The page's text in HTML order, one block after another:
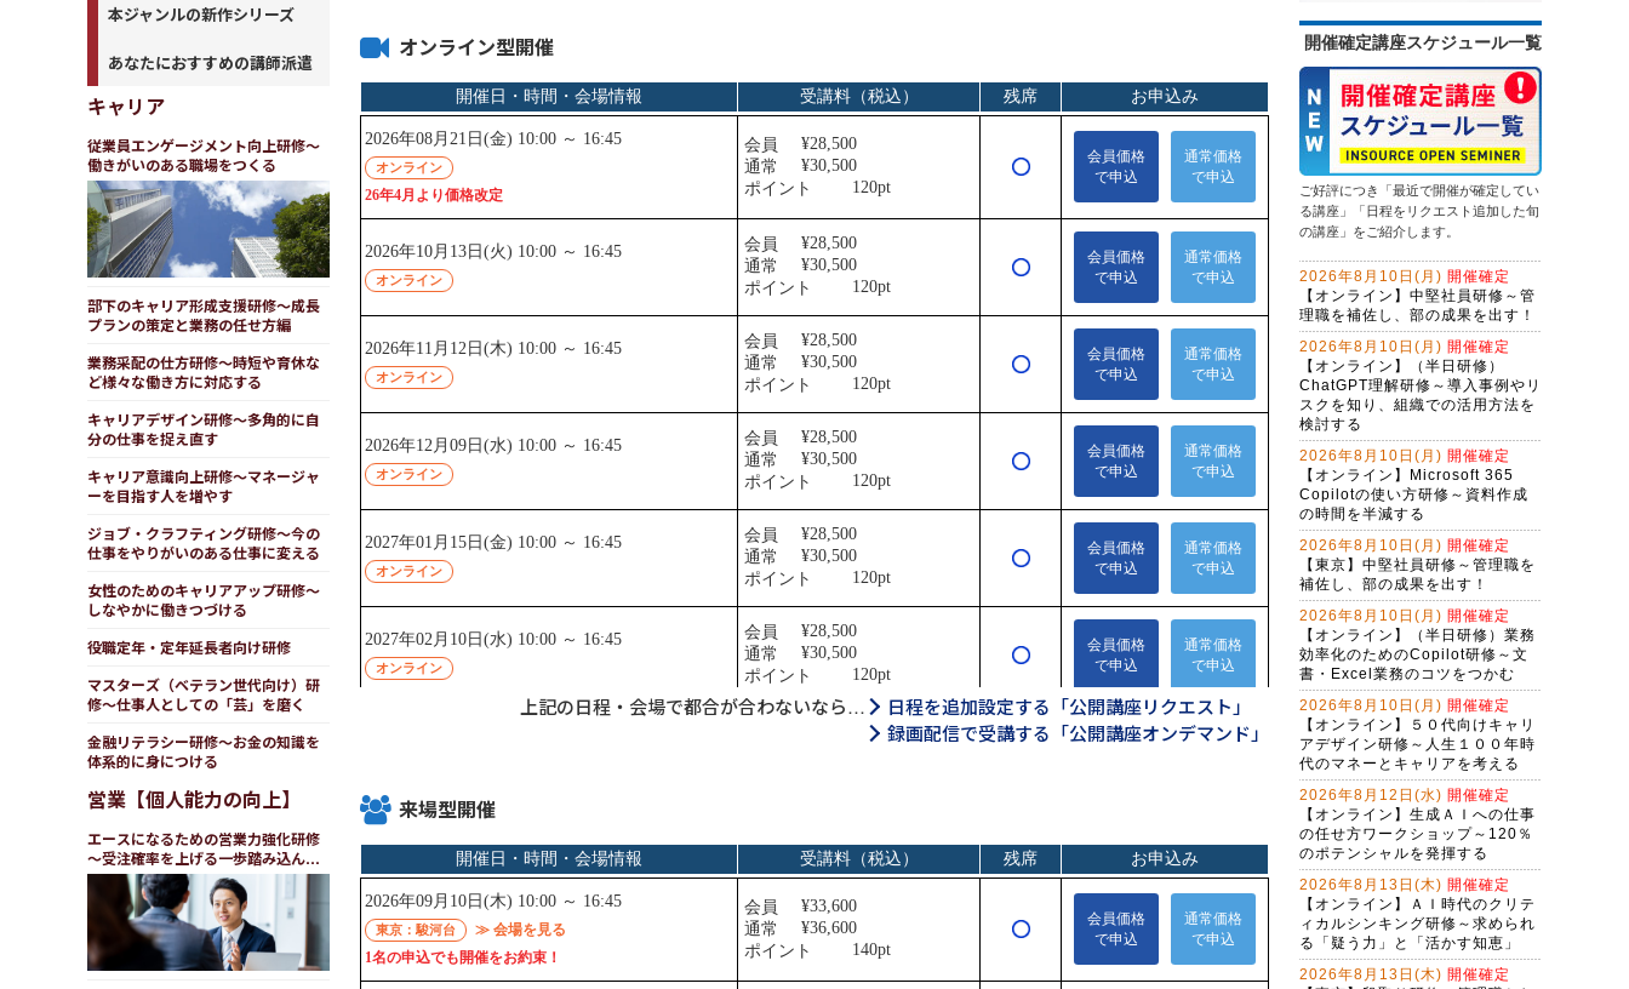
オンライン型開催
上記の日程・会場で都合が合わないなら…
日程を追加設定する「公開講座リクエスト」
録画配信で受講する「公開講座オンデマンド」
来場型開催
本ジャンルの新作シリーズ
あなたにおすすめの講師派遣
キャリア
従業員エンゲージメント向上研修～
働きがいのある職場をつくる
部下のキャリア形成支援研修～成長
プランの策定と業務の任せ方編
業務采配の仕方研修～時短や育休な
ど様々な働き方に対応する
キャリアデザイン研修～多角的に自
分の仕事を捉え直す
キャリア意識向上研修～マネージャ
ーを目指す人を増やす
ジョブ・クラフティング研修～今の
仕事をやりがいのある仕事に変える
女性のためのキャリアアップ研修～
しなやかに働きつづける
役職定年・定年延長者向け研修
マスターズ（ベテラン世代向け）研
修～仕事人としての「芸」を磨く
金融リテラシー研修～お金の知識を
体系的に身につける
営業【個人能力の向上】
エースになるための営業力強化研修
～受注確率を上げる一歩踏み込んだ
攻略プラン
情報セキュリティ研修～身近な事例
から社内リスクを抑制する
会員 13,500円 通常 14,300円
2026年9月14日(月)オンライン
2026年9月28日(月)オンライン
問題解決研修～ビジネス上の問題を
解決する
会員 13,500円 通常 14,300円
2026年9月28日(月)オンライン
（２日間）
初心者限定！GeminiでWeb検索・情
報整理から自業務特化ＡＩ作成まで
学ぶ３日間集中コース
生成ＡＩを味方にするWebマーケテ
ィング戦略とAIO・LLMO対応記事作
成術～年間6,000件の問合せを獲得す
る、インソース流のWeb開発
ChatGPT×Excelレベルアップ研修～
マクロ仕様書で、要件定義力を強化
する
NotebookLM活用研修～生成ＡＩで
スライド作成を自動化する
ＡＩエージェント開発研修～
LangChainで業務プロセスを改善す
る（２日間）
生成ＡＩを活用した企画立案ワーク
ショップ～アイデアソンに取り組む
生成AI活用講座・応用編
Claude Cowork実践研修～定型業務
をＡＩに任せる新しい働き方
生成AI活用講座・基礎編
Ｇ検定対策研修～現代に必須のＡＩ
リテラシー（２日間）
アプリを作れる自分になる！生成Ａ
Ｉで仕事を変えるバイブコーディン
グ研修（２日間）
（半日研修）ＡＩ時代の構文リテラ
シー向上研修～アレクサンドラ・ア
ミラーゼ構文で考える
バイブコーディング体験研修～ＡＩ
の力でプログラムを自動作成する
（半日研修）締切を知らせるＡＩ秘
書作成研修～Copilot Studioで業務自
動化
ChatGPT×Pythonプログラミング研
修～Excel・WEB操作自動化編（３
日間）
Gemini実践者向け！NotebookLM資
料作成からGem構築まで学ぶ３日間
集中コース
Copilot実践者向け！Excel自動化か
らＡＩエージェント構築まで学ぶ３
日間集中コース
（半日研修）（新入社員・新社会人
開催確定講座スケジュール一覧
ご好評につき「最近で開催が確定してい
る講座」「日程をリクエスト追加した旬
の講座」をご紹介します。
2026年8月10日(月) 開催確定
【オンライン】中堅社員研修～管
理職を補佐し、部の成果を出す！
2026年8月10日(月) 開催確定
【オンライン】（半日研修）
ChatGPT理解研修～導入事例やリ
スクを知り、組織での活用方法を
検討する
2026年8月10日(月) 開催確定
【オンライン】Microsoft 365
Copilotの使い方研修～資料作成
の時間を半減する
2026年8月10日(月) 開催確定
【東京】中堅社員研修～管理職を
補佐し、部の成果を出す！
2026年8月10日(月) 開催確定
【オンライン】（半日研修）業務
効率化のためのCopilot研修～文
書・Excel業務のコツをつかむ
2026年8月10日(月) 開催確定
【オンライン】５０代向けキャリ
アデザイン研修～人生１００年時
代のマネーとキャリアを考える
2026年8月12日(水) 開催確定
【オンライン】生成ＡＩへの仕事
の任せ方ワークショップ～120％
のポテンシャルを発揮する
2026年8月13日(木) 開催確定
【オンライン】ＡＩ時代のクリテ
ィカルシンキング研修～求められ
る「疑う力」と「活かす知恵」
2026年8月13日(木) 開催確定